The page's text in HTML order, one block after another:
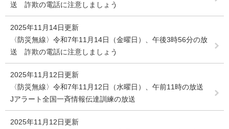
送 詐欺の電話に注意しましょう
2025年11月14日更新
〈防災無線〉令和7年11月14日（金曜日）、午後3時56分の放
送 詐欺の電話に注意しましょう
2025年11月12日更新
〈防災無線〉令和7年11月12日（水曜日）、午前11時の放送
Jアラート全国一斉情報伝達訓練の放送
2025年11月12日更新